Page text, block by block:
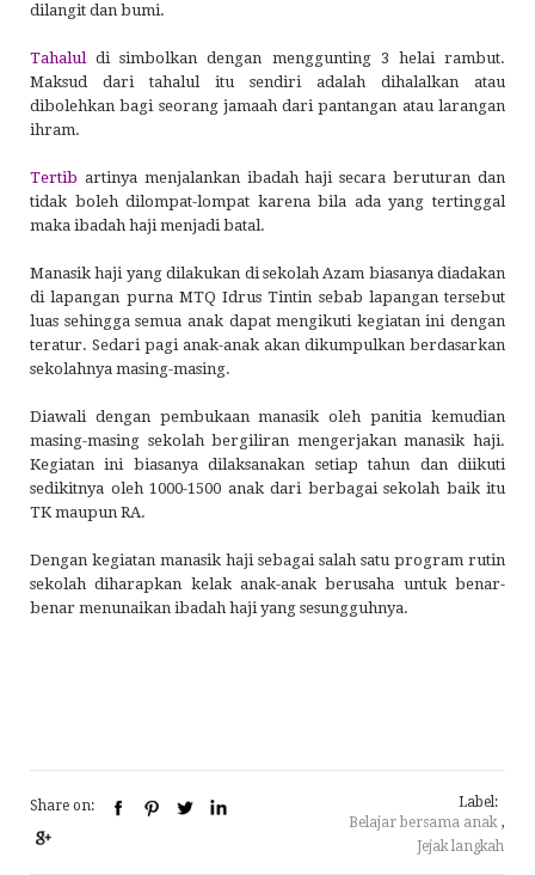
dilangit dan bumi.
Tahaluldi simbolkan dengan menggunting 3 helai rambut.
Maksud dari tahalul itu sendiri adalah dihalalkan atau
dibolehkan bagi seorang jamaah dari pantangan atau larangan
ihram.
Tertib artinya menjalankan ibadah haji secara beruturan dan
tidak boleh dilompat-lompat karena bila ada yang tertinggal
maka ibadah haji menjadi batal.
Manasik haji yang dilakukan di sekolah Azam biasanya diadakan
di lapangan purna MTQ Idrus Tintin sebab lapangan tersebut
luas sehingga semua anak dapat mengikuti kegiatan ini dengan
teratur. Sedari pagi anak-anak akan dikumpulkan berdasarkan
sekolahnya masing-masing.
Diawali dengan pembukaan manasik oleh panitia kemudian
masing-masing sekolah bergiliran mengerjakan manasik haji.
Kegiatan ini biasanya dilaksanakan setiap tahun dan diikuti
sedikitnya oleh 1000-1500 anak dari berbagai sekolah baik itu
TK maupun RA.
Dengan kegiatan manasik haji sebagai salah satu program rutin
sekolah diharapkan kelak anak-anak berusaha untuk benar-
benar menunaikan ibadah haji yang sesungguhnya.
Share on:
Label:
Belajar bersama anak ,
Jejak langkah